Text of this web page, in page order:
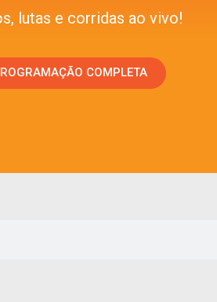
lutas e corridas ao vivo!
COMPLETA